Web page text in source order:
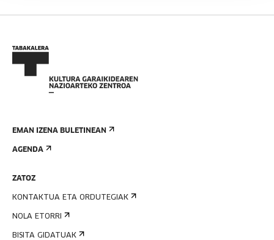
EMAN IZENA BULETINEAN
AGENDA
ZATOZ
KONTAKTUA ETA ORDUTEGIAK
NOLA ETORRI
BISITA GIDATUAK